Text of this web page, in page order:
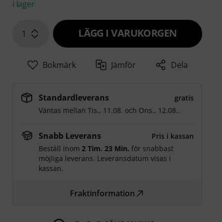
i lager
1 LÄGG I VARUKORGEN
Bokmärk Jämför Dela
Standardleverans
gratis
Väntas mellanTis., 11.08. och Ons., 12.08..
Snabb Leverans
Pris i kassan
Beställ inom2 Tim. 23 Min. för snabbast
möjliga leverans. Leveransdatum visas i
kassan.
Fraktinformation